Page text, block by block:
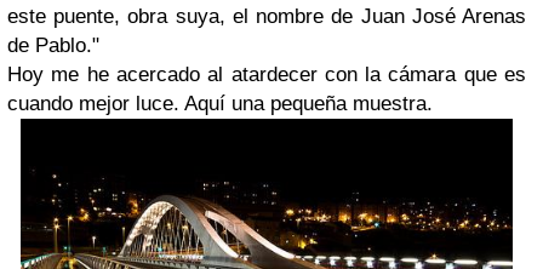
este puente, obra suya, el nombre de Juan José Arenas
de Pablo."
Hoy me he acercado al atardecer con la cámara que es
cuando mejor luce. Aquí una pequeña muestra.